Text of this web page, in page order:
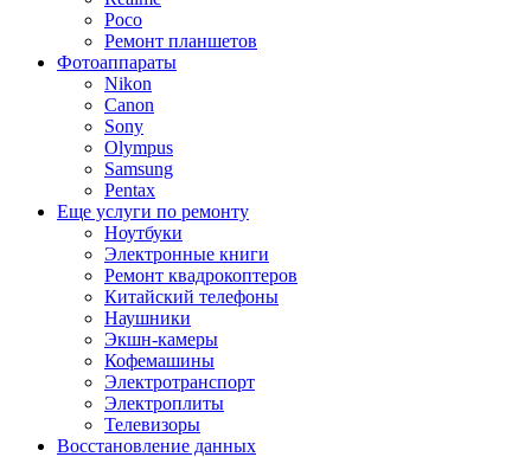
Poco
Ремонт планшетов
Фотоаппараты
Nikon
Canon
Sony
Olympus
Samsung
Pentax
Еще услуги по ремонту
Ноутбуки
Электронные книги
Ремонт квадрокоптеров
Китайский телефоны
Наушники
Экшн-камеры
Кофемашины
Электротранспорт
Электроплиты
Телевизоры
Восстановление данных